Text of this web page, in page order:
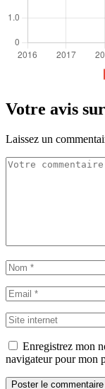
Votre avis
Laissez un
Enregistrez mon
navigateur pour mon